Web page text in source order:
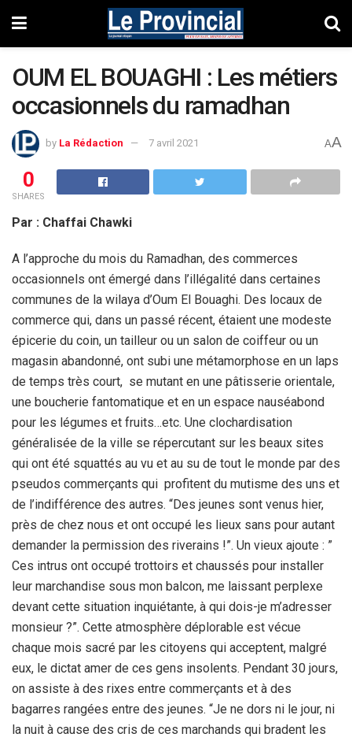
OUM EL BOUAGHI : Les métiers
occasionnels du ramadhan
by La Rédaction 7 avril 2021 AA
0
SHARES
Par : Chaffai Chawki
A l’approche du mois du Ramadhan, des commerces
occasionnels ont émergé dans l’illégalité dans certaines
communes de la wilaya d’Oum El Bouaghi. Des locaux de
commerce qui, dans un passé récent, étaient une modeste
épicerie du coin, un tailleur ou un salon de coiffeur ou un
magasin abandonné, ont subi une métamorphose en un laps
de temps très court, se mutant en une pâtisserie orientale,
une boucherie fantomatique et en un espace nauséabond
pour les légumes et fruits…etc. Une clochardisation
généralisée de la ville se répercutant sur les beaux sites
qui ont été squattés au vu et au su de tout le monde par des
pseudos commerçants qui profitent du mutisme des uns et
de l’indifférence des autres. “Des jeunes sont venus hier,
près de chez nous et ont occupé les lieux sans pour autant
demander la permission des riverains !”. Un vieux ajoute : ”
Ces intrus ont occupé trottoirs et chaussés pour installer
leur marchandise sous mon balcon, me laissant perplexe
devant cette situation inquiétante, à qui dois-je m’adresser
monsieur ?”. Cette atmosphère déplorable est vécue
chaque mois sacré par les citoyens qui acceptent, malgré
eux, le dictat amer de ces gens insolents. Pendant 30 jours,
on assiste à des rixes entre commerçants et à des
bagarres rangées entre des jeunes. “Je ne dors ni le jour, ni
la nuit à cause des cris de ces marchands qui bradent les